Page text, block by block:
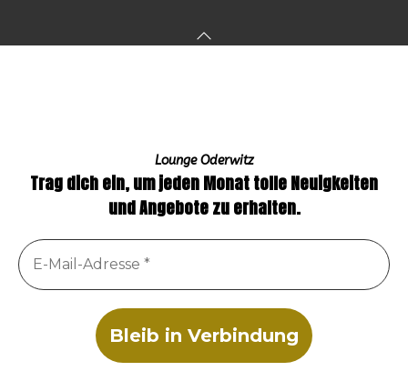
Lounge Oderwitz
Trag dich ein, um jeden Monat tolle Neuigkeiten
und Angebote zu erhalten.